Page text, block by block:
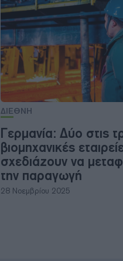
ΔΙΕΘΝΗ
Γερμανία: Δύο στις
βιομηχανικές
σχεδιάζουν να
την παραγωγή
28 Νοεμβρίου 2025